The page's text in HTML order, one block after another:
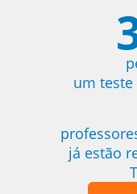
um teste
já estão